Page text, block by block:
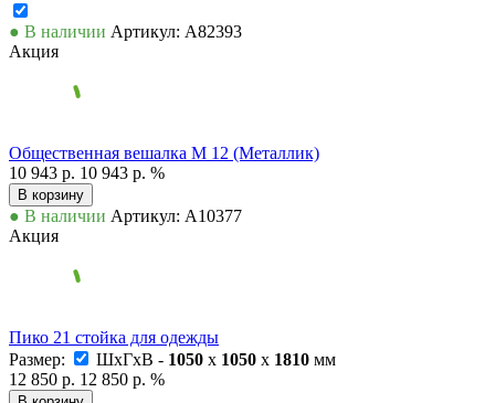
● В наличии Артикул: А82393
Акция
Общественная вешалка М 12 (Металлик)
10 943 р. 10 943 р. %
В корзину
● В наличии Артикул: А10377
Акция
Пико 21 стойка для одежды
Размер:
ШxГxВ - 1050 x 1050 x 1810 мм
12 850 р. 12 850 р. %